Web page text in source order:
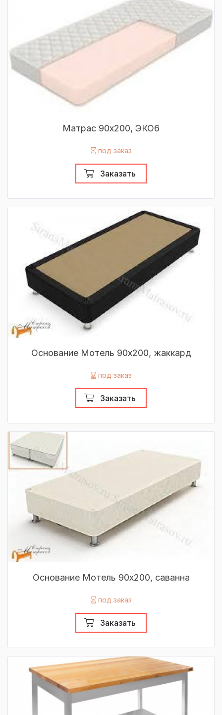
Матрас 90х200, ЭКО6
под заказ
Заказать
Основание Мотель 90х200, жаккард
под заказ
Заказать
Основание Мотель 90х200, саванна
под заказ
Заказать